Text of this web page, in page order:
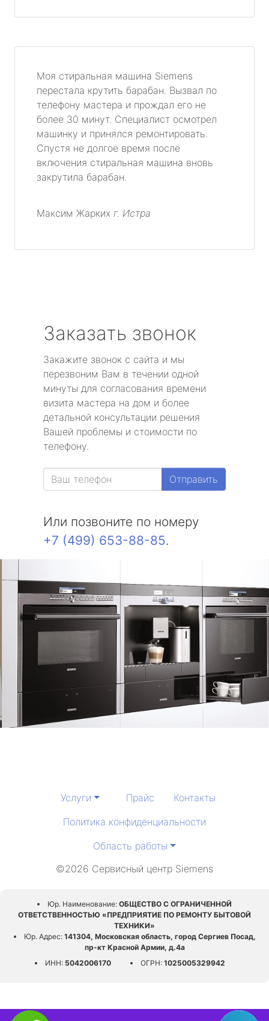
Моя стиральная машина Siemens
перестала крутить барабан. Вызвал по
телефону мастера и прождал его не
более 30 минут. Специалист осмотрел
машинку и принялся ремонтировать.
Спустя не долгое время после
включения стиральная машина вновь
закрутила барабан.
Максим Жарких г. Истра
Заказать звонок
Закажите звонок с сайта и мы
перезвоним Вам в течении одной
минуты для согласования времени
визита мастера на дом и более
детальной консультации решения
Вашей проблемы и стоимости по
телефону.
Отправить
Или позвоните по номеру
+7 (499) 653-88-85.
Услуги Прайс
Контакты
Политика конфиденциальности
Область работы
©2026 Сервисный центр Siemens
Юр. Наименование: ОБЩЕСТВО С ОГРАНИЧЕННОЙ
ОТВЕТСТВЕННОСТЬЮ «ПРЕДПРИЯТИЕ ПО РЕМОНТУ БЫТОВОЙ
ТЕХНИКИ»
Юр. Адрес:141304, Московская область, город Сергиев Посад,
пр-кт Красной Армии, д.4а
ИНН:5042006170 ОГРН:1025005329942